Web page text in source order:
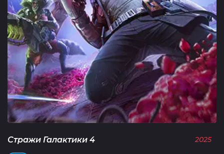
Стражи Галактики 4 2025